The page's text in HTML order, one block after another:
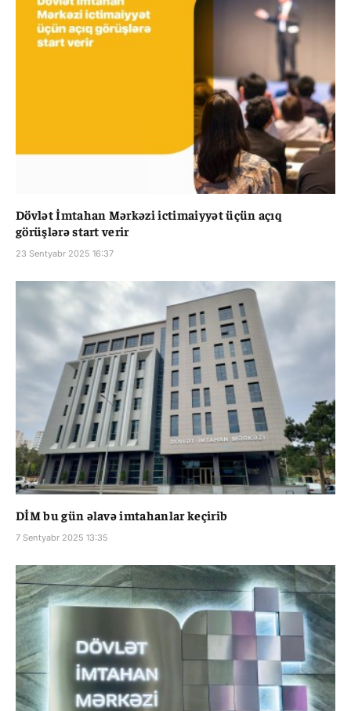
Dövlət İmtahan Mərkəzi ictimaiyyət üçün açıq
görüşlərə start verir
23 Sentyabr 2025 16:37
DİM bu gün əlavə imtahanlar keçirib
7 Sentyabr 2025 13:35